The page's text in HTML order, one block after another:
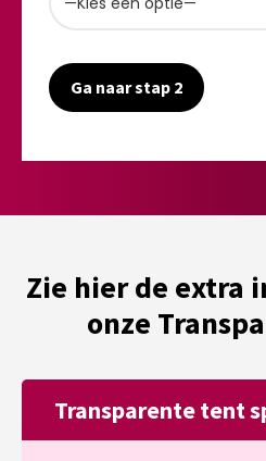
Ga naar stap 2
Zie hier de extra
onze
Transparente tent